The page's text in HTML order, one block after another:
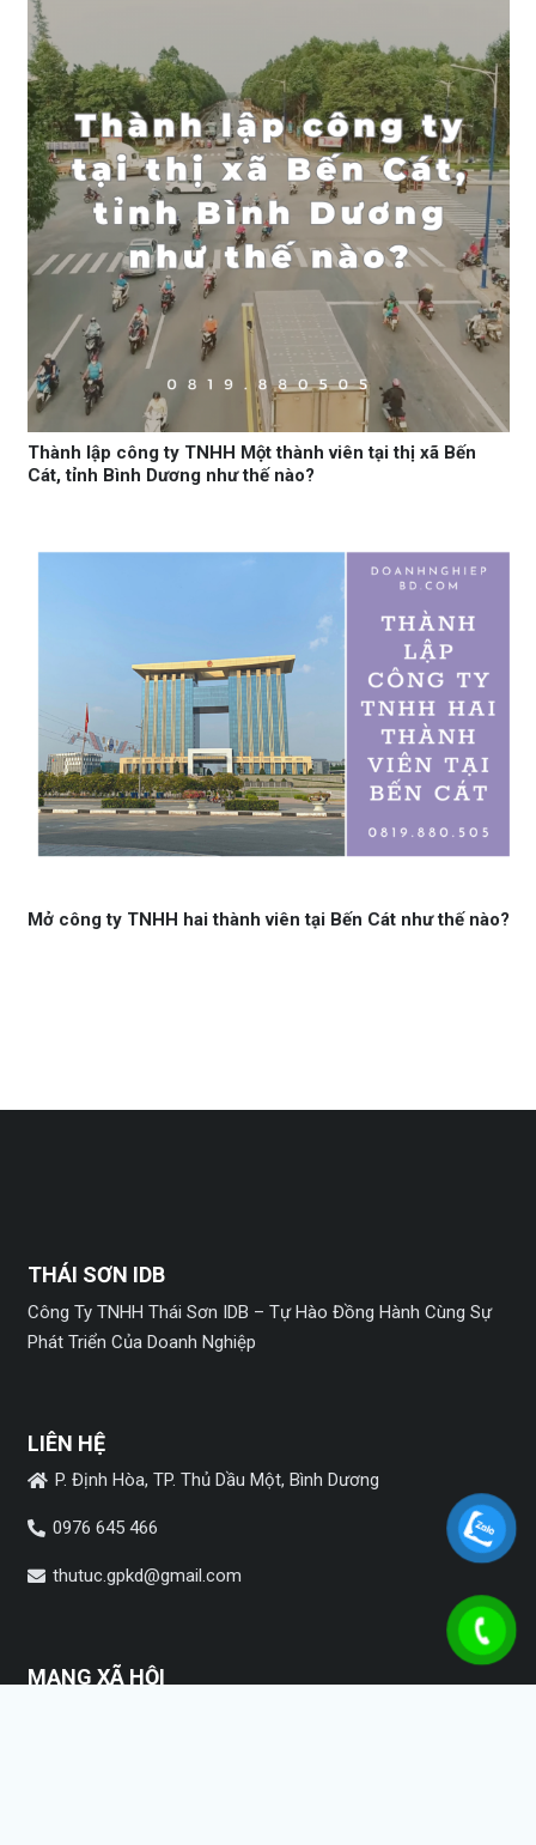
Thành lập công ty TNHH Một thành viên tại thị xã Bến
Cát, tỉnh Bình Dương như thế nào?
Mở công ty TNHH hai thành viên tại Bến Cát như thế nào?
THÁI SƠN IDB
Công Ty TNHH Thái Sơn IDB – Tự Hào Đồng Hành Cùng Sự
Phát Triển Của Doanh Nghiệp
LIÊN HỆ
P. Định Hòa, TP. Thủ Dầu Một, Bình Dương
0976 645 466
thutuc.gpkd@gmail.com
MẠNG XÃ HỘI